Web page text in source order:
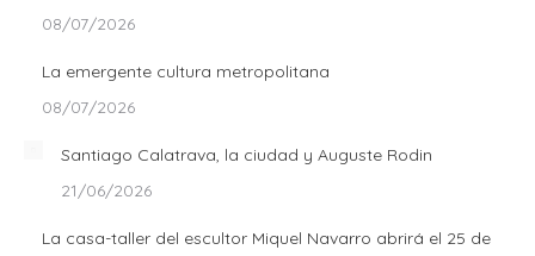
08/07/2026
La emergente cultura metropolitana
08/07/2026
Santiago Calatrava, la ciudad y Auguste Rodin
21/06/2026
La casa-taller del escultor Miquel Navarro abrirá el 25 de